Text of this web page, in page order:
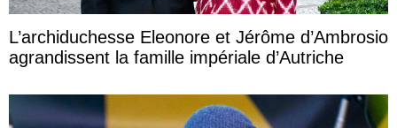
L’archiduchesse Eleonore et Jérôme d’Ambrosio
agrandissent la famille impériale d’Autriche